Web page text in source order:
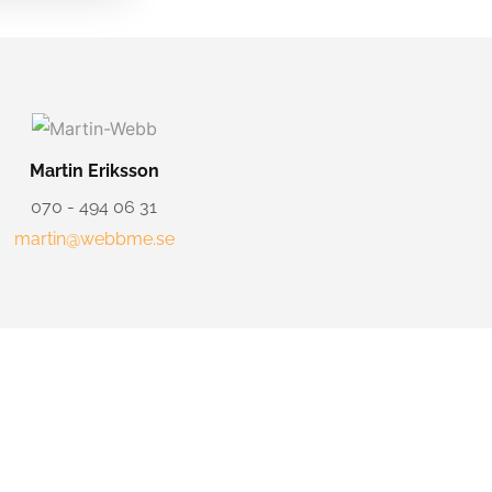
Martin Eriksson
070 - 494 06 31
martin@webbme.se